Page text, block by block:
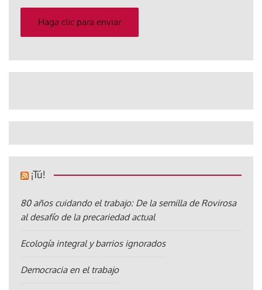
electrónico
Haga clic para enviar
¡Tú!
80 años cuidando el trabajo: De la semilla de Rovirosa
al desafío de la precariedad actual
Ecología integral y barrios ignorados
Democracia en el trabajo